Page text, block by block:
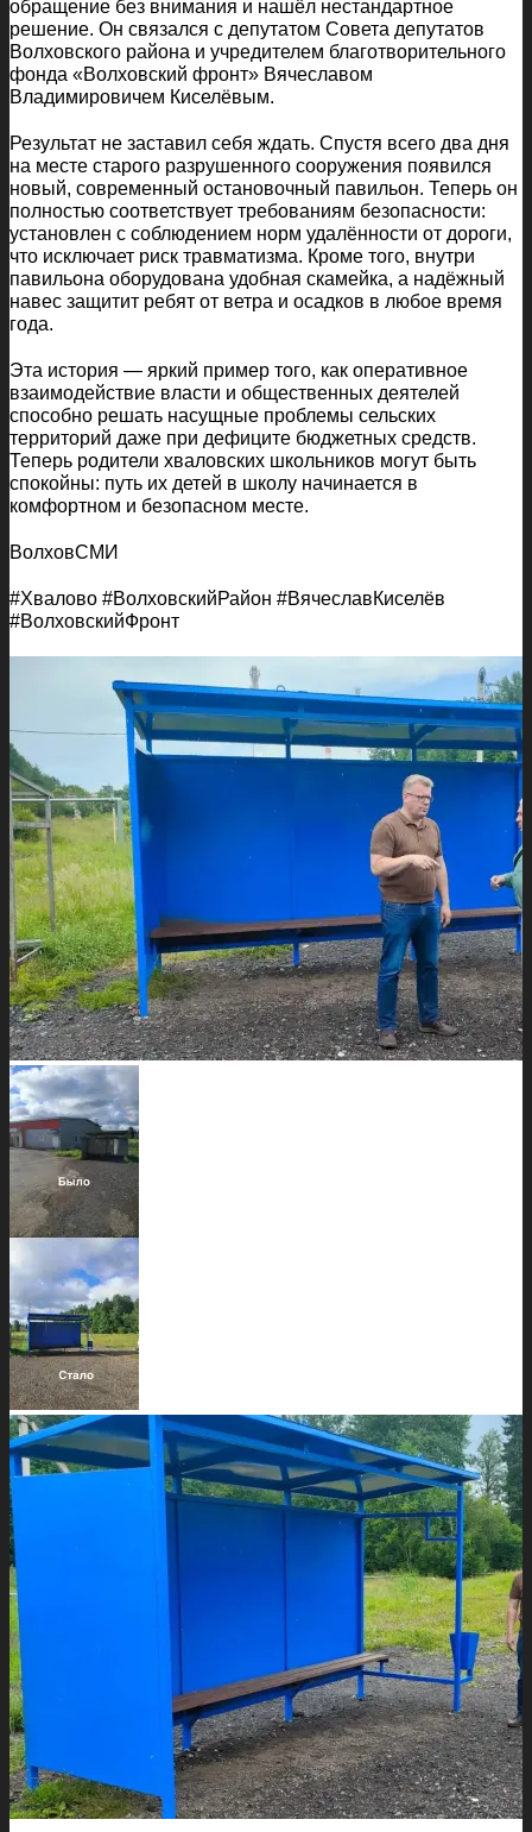
обращение без внимания и нашёл нестандартное
решение. Он связался с депутатом Совета депутатов
Волховского района и учредителем благотворительного
фонда «Волховский фронт» Вячеславом
Владимировичем Киселёвым.
Результат не заставил себя ждать. Спустя всего два дня
на месте старого разрушенного сооружения появился
новый, современный остановочный павильон. Теперь он
полностью соответствует требованиям безопасности:
установлен с соблюдением норм удалённости от дороги,
что исключает риск травматизма. Кроме того, внутри
павильона оборудована удобная скамейка, а надёжный
навес защитит ребят от ветра и осадков в любое время
года.
Эта история — яркий пример того, как оперативное
взаимодействие власти и общественных деятелей
способно решать насущные проблемы сельских
территорий даже при дефиците бюджетных средств.
Теперь родители хваловских школьников могут быть
спокойны: путь их детей в школу начинается в
комфортном и безопасном месте.
ВолховСМИ
#Хвалово #ВолховскийРайон #ВячеславКиселёв
#ВолховскийФронт